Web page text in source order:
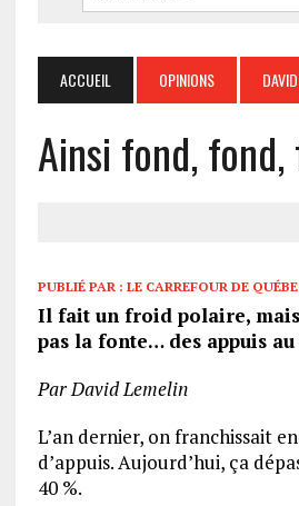
ACCUEIL OPINIONS
Ainsi fond,
PUBLIÉ PAR : LE CARREFOUR DE
Il fait un froid polaire, mais
pas la fonte… des appuis
Par David Lemelin
L’an dernier, on franchissait
d’appuis. Aujourd’hui, ça
40 %.